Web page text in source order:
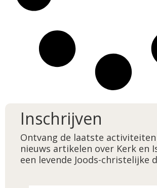
Inschrijven
Ontvang de laatste
nieuws artikelen over Kerk en
een levende Joods-christelijke